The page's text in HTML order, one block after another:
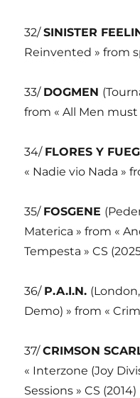
32/SINISTER
Reinvented » from
33/ DOGMEN
from « All Men must
34/ FLORES Y
« Nadie vio Nada »
35/ FOSGENE
Materica » from «
Tempesta » CS
36/ P.A.I.N.
Demo) » from «
37/CRIMSON
« Interzone (Joy
Sessions » CS (2014)